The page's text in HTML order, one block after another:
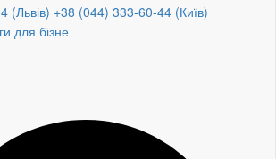
(Львів) +38 (044) 333-60-44 (Київ)